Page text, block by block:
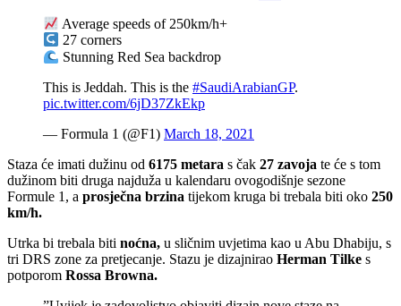
Average speeds of 250km/h+
27 corners
Stunning Red Sea backdrop
This is Jeddah. This is the #SaudiArabianGP.
pic.twitter.com/6jD37ZkEkp
— Formula 1 (@F1) March 18, 2021
Staza će imati dužinu od 6175 metara s čak 27 zavoja te će s tom
dužinom biti druga najduža u kalendaru ovogodišnje sezone
Formule 1, a prosječna brzina tijekom kruga bi trebala biti oko 250
km/h.
Utrka bi trebala biti noćna, u sličnim uvjetima kao u Abu Dhabiju, s
tri DRS zone za pretjecanje. Stazu je dizajnirao Herman Tilke s
potporom Rossa Browna.